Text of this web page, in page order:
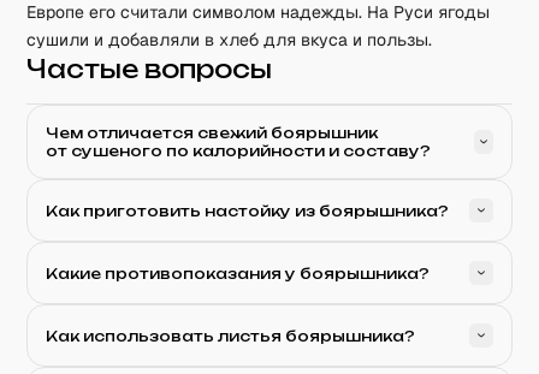
Европе его считали символом надежды. На Руси ягоды
сушили и добавляли в хлеб для вкуса и пользы.
Частые вопросы
Чем отличается свежий боярышник
от сушеного по калорийности и составу?
Как приготовить настойку из боярышника?
Какие противопоказания у боярышника?
Как использовать листья боярышника?